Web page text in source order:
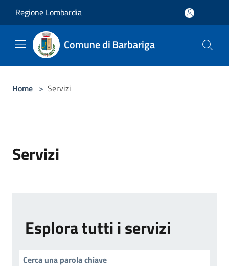
Regione Lombardia
Comune di Barbariga
Home > Servizi
Servizi
Esplora tutti i servizi